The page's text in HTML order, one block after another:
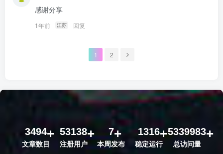
感谢分享
1年前 江苏 回复
1 2
3494
文章数目
53138
注册用户
7
本周发布
1316
稳定运行
5339983
总访问量